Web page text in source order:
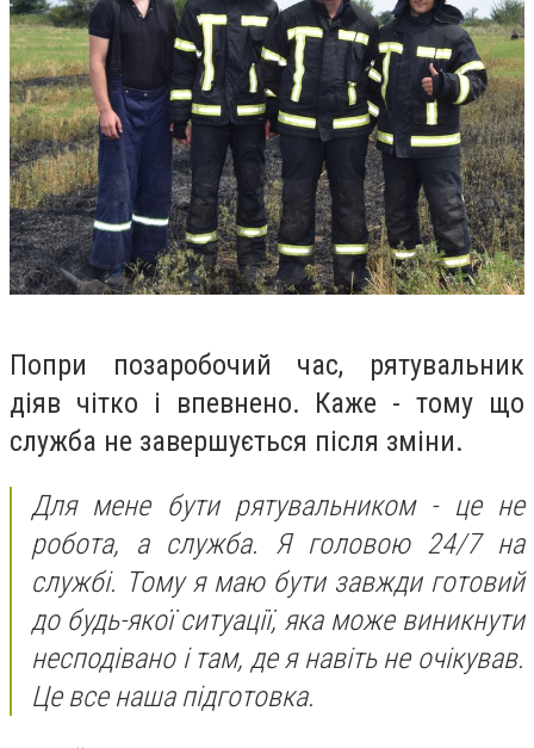
Попри позаробочий час, рятувальник
діяв чітко і впевнено. Каже - тому що
служба не завершується після зміни.
Для мене бути рятувальником - це не
робота, а служба. Я головою 24/7 на
службі. Тому я маю бути завжди готовий
до будь-якої ситуації, яка може виникнути
несподівано і там, де я навіть не очікував.
Це все наша підготовка.